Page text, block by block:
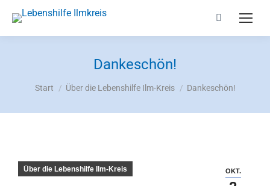
Search:
Dankeschön!
Sie befinden sich hier:
Start Über die Lebenshilfe Ilm-Kreis Dankeschön!
OKT.
Über die Lebenshilfe Ilm-Kreis